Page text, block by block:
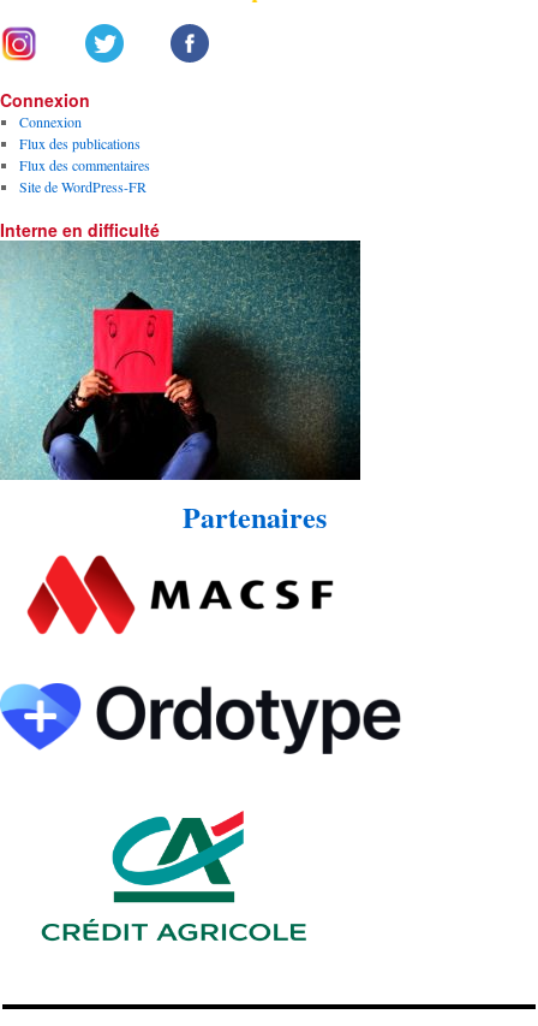
Connexion
Connexion
Flux des publications
Flux des commentaires
Site de WordPress-FR
Interne en difficulté
Partenaires